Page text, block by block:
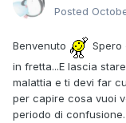
Posted
Benvenuto
Spero
in fretta...E lascia
malattia e ti devi far
per capire cosa vuoi
periodo di